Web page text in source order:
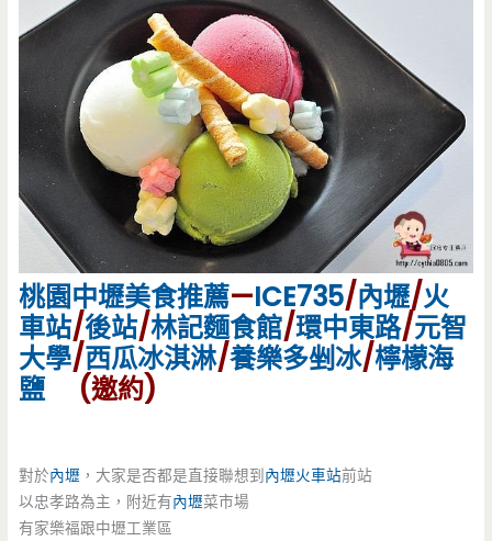
桃園中壢美食推薦—ICE735/內壢/火
車站/後站/林記麵食館/環中東路/元智
大學/西瓜冰淇淋/養樂多剉冰/檸檬海
鹽(邀約)
對於內壢 ，大家是否都是直接聯想到 內壢火車站前站
以忠孝路為主，附近有內壢菜市場
有家樂福跟中壢工業區